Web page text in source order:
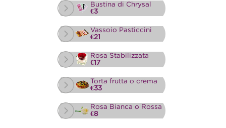
Bustina di Chrysal
€3
Vassoio Pasticcini
€21
Rosa Stabilizzata
€17
Torta frutta o crema
€33
Rosa Bianca o Rossa
€8